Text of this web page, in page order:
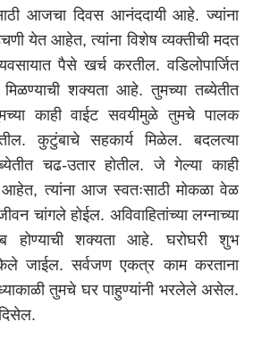
आजचा दिवस आनंददायी आहे. ज्यांना
येत आहेत, त्यांना विशेष व्यक्तीची मदत
पैसे खर्च करतील. वडिलोपार्जित
शक्यता आहे. तुमच्या तब्येतीत
काही वाईट सवयीमुळे तुमचे पालक
कुटुंबाचे सहकार्य मिळेल. बदलत्या
चढ-उतार होतील. जे गेल्या काही
त्यांना आज स्वतःसाठी मोकळा वेळ
चांगले होईल. अविवाहितांच्या लग्नाच्या
होण्याची शक्यता आहे. घरोघरी शुभ
जाईल. सर्वजण एकत्र काम करताना
तुमचे घर पाहुण्यांनी भरलेले असेल.